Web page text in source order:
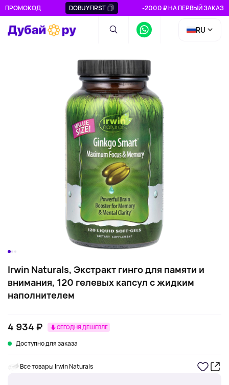
ПРОМОКОД DOBUYFIRST -2000 ₽ НА ПЕРВЫЙ ЗАКАЗ
RU
Irwin Naturals, Экстракт гинго для памяти и
внимания, 120 гелевых капсул с жидким
наполнителем
4 934 ₽ СЕГОДНЯ ДЕШЕВЛЕ
Доступно для заказа
Все товары Irwin Naturals